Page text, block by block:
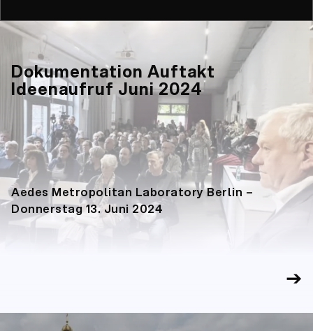
Dokumentation Auftakt
Ideenaufruf Juni 2024
Aedes Metropolitan Laboratory Berlin –
Donnerstag 13. Juni 2024
➔